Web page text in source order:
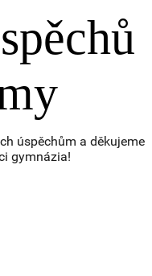
úspěchům a děkujeme
gymnázia!